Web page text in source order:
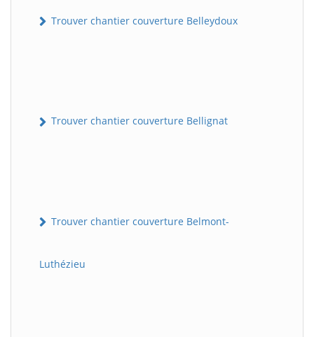
Trouver chantier couverture Belleydoux
Trouver chantier couverture Bellignat
Trouver chantier couverture Belmont-
Luthézieu